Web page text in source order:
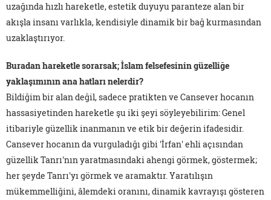
uzağında hızlı hareketle, estetik duyuyu paranteze alan bir
akışla insanı varlıkla, kendisiyle dinamik bir bağ kurmasından
uzaklaştırıyor.
Buradan hareketle sorarsak; İslam felsefesinin güzelliğe
yaklaşımının ana hatları nelerdir?
Bildiğim bir alan değil, sadece pratikten ve Cansever hocanın
hassasiyetinden hareketle şu iki şeyi söyleyebilirim: Genel
itibariyle güzellik inanmanın ve etik bir değerin ifadesidir.
Cansever hocanın da vurguladığı gibi 'İrfan' ehli açısından
güzellik Tanrı'nın yaratmasındaki ahengi görmek, göstermek;
her şeyde Tanrı'yı görmek ve aramaktır. Yaratılışın
mükemmelliğini, âlemdeki oranını, dinamik kavrayışı gösteren